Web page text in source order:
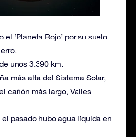
el ‘Planeta Rojo’ por su suelo
unos 3.390 km.
más alta del Sistema Solar,
cañón más largo, Valles
el pasado hubo agua líquida en